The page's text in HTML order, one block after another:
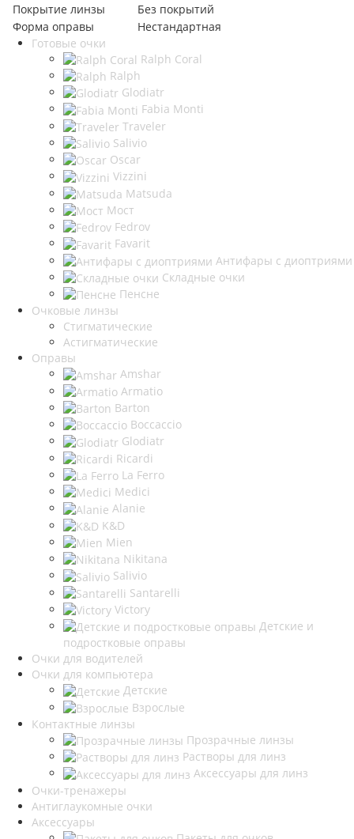
Покрытие линзы
Без покрытий
Форма оправы
Нестандартная
Готовые очки
Ralph Coral
Ralph
Glodiatr
Fabia Monti
Traveler
Salivio
Oscar
Vizzini
Matsuda
Мост
Fedrov
Favarit
Антифары с диоптриями
Складные очки
Пенсне
Очковые линзы
Стигматические
Астигматические
Оправы
Amshar
Armatio
Barton
Boccaccio
Glodiatr
Ricardi
La Ferro
Medici
Alanie
K&D
Mien
Nikitana
Salivio
Santarelli
Victory
Детские и
подростковые оправы
Очки для водителей
Очки для компьютера
Детские
Взрослые
Контактные линзы
Прозрачные линзы
Растворы для линз
Аксессуары для линз
Очки-тренажеры
Антиглаукомные очки
Аксессуары